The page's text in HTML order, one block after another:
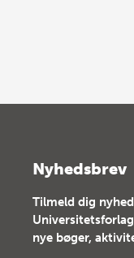
Nyhedsbrev
Tilmeld dig
nye bøger,